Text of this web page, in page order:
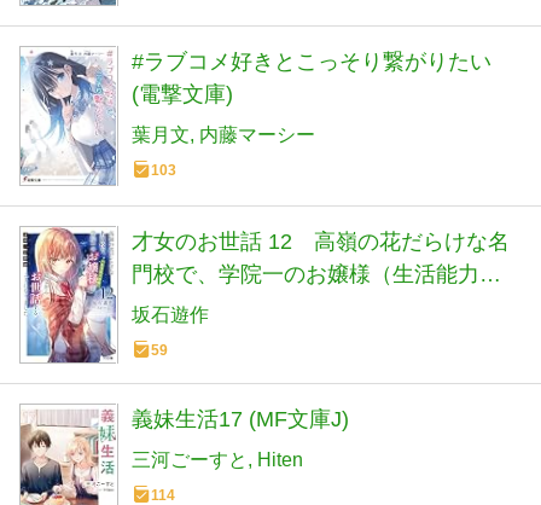
#ラブコメ好きとこっそり繋がりたい
(電撃文庫)
葉月文 内藤マーシー
103
才女のお世話 12 高嶺の花だらけな名
門校で、学院一のお嬢様（生活能力皆
無）を陰ながらお世話することになり
ました (HJ文庫 さ 07-03-12)
坂石遊作
59
義妹生活17 (MF文庫J)
三河ごーすと Hiten
114